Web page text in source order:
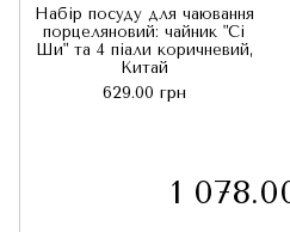
Набір посуду для чаювання
порцеляновий: чайник "Сі
Ши" та 4 піали коричневий,
Китай
629.00 грн
1